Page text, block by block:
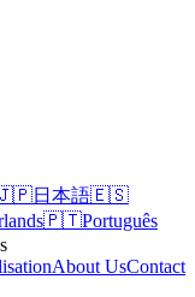
日本語🇪🇸
🇵🇹Português
About UsContact